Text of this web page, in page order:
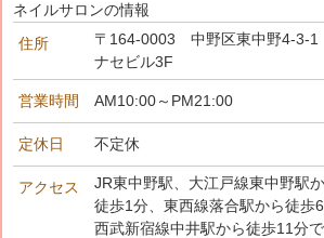
ネイルサロンの情報
住所
〒164-0003 中野区東中野4-3-
ナセビル3F
営業時間 AM10:00～PM21:00
定休日 不定休
アクセス
JR東中野駅、大江戸線東中野駅
徒歩1分、東西線落合駅から徒歩6
西武新宿線中井駅から徒歩11分で